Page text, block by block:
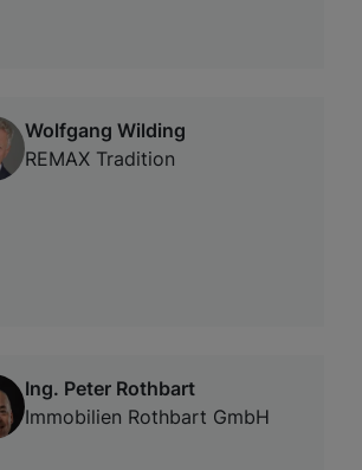
Wolfgang Wilding
REMAX Tradition
Ing. Peter Rothbart
Immobilien Rothbart GmbH